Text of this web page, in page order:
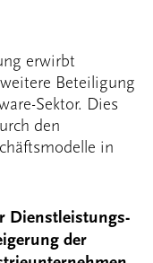
erwirbt
Beteiligung
Sektor. Dies
den
in
Dienstleistungs-
der